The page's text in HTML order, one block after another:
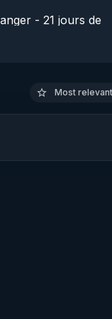
- 21 jours de
jus Kuvings
Thierry
Most